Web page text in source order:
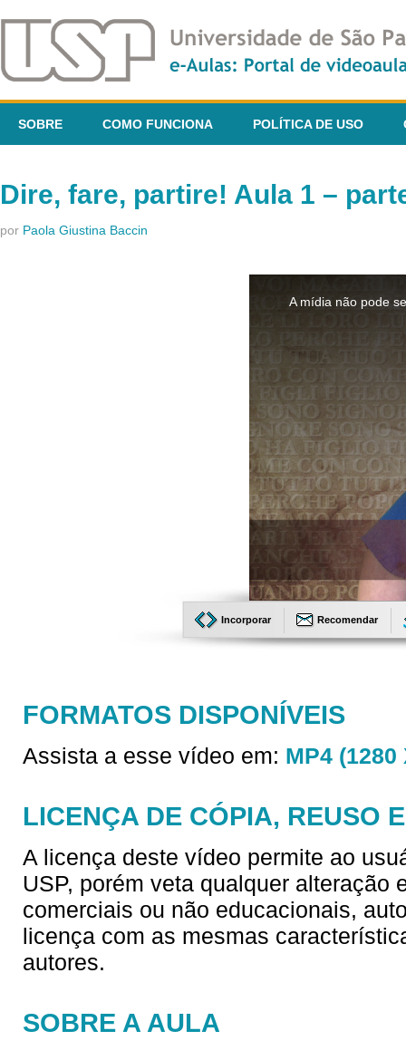
SOBRE COMO FUNCIONA POLÍTICA DE USO
Dire, fare, partire! Aula 1 –
por Paola Giustina Baccin
A mídia não pode
Incorporar Recomendar
FORMATOS DISPONÍVEIS
Assista a esse vídeo em: MP4 (1280
LICENÇA DE CÓPIA, REUSO
A licença deste vídeo permite ao
USP, porém veta qualquer alteração
comerciais ou não educacionais,
licença com as mesmas
autores.
SOBRE A AULA